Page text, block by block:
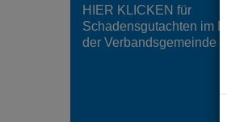
HIER KLICKEN für
Schadensgutachten im
der Verbandsgemeinde